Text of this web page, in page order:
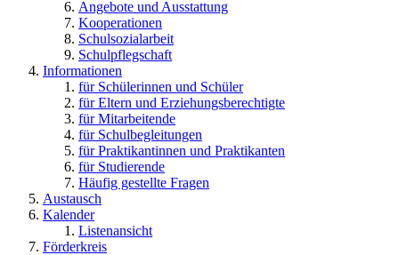
Angebote und Ausstattung
Kooperationen
Schulsozialarbeit
Schulpflegschaft
Informationen
für Schülerinnen und Schüler
für Eltern und Erziehungsberechtigte
für Mitarbeitende
für Schulbegleitungen
für Praktikantinnen und Praktikanten
für Studierende
Häufig gestellte Fragen
Austausch
Kalender
Listenansicht
Förderkreis